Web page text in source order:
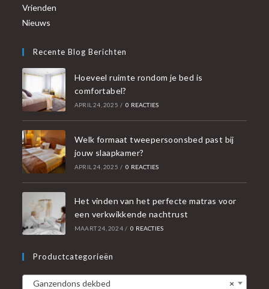
Vrienden
Nieuws
Recente Blog Berichten
Hoeveel ruimte rondom je bed is
comfortabel?
APRIL 24, 2025 / 0 REACTIES
Welk formaat tweepersoonsbed past bij
jouw slaapkamer?
APRIL 24, 2025 / 0 REACTIES
Het vinden van het perfecte matras voor
een verkwikkende nachtrust
MAART 24, 2024 / 0 REACTIES
Productcategorieën
×
Ganzendons dekbed